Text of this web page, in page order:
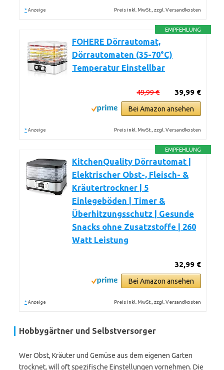
* Anzeige Preis inkl. MwSt., zzgl. Versandkosten
EMPFEHLUNG
FOHERE Dörrautomat,
Dörrautomaten (35-70°C)
Temperatur Einstellbar
39,99 €
49,99 €
Bei Amazon ansehen
* Anzeige Preis inkl. MwSt., zzgl. Versandkosten
EMPFEHLUNG
KitchenQuality Dörrautomat |
Elektrischer Obst-, Fleisch- &
Kräutertrockner | 5
Einlegeböden | Timer &
Überhitzungsschutz | Gesunde
Snacks ohne Zusatzstoffe | 260
Watt Leistung
32,99 €
Bei Amazon ansehen
* Anzeige Preis inkl. MwSt., zzgl. Versandkosten
Hobbygärtner und Selbstversorger
Wer Obst, Kräuter und Gemüse aus dem eigenen Garten
trocknet, will oft spezifische Einstellungen vornehmen. Die